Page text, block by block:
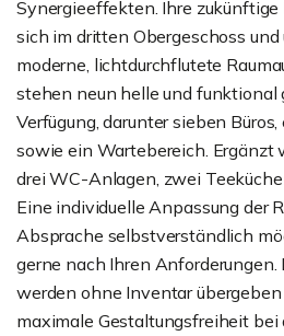
Synergieeffekten. Ihre
sich im dritten Obergeschoss und
moderne, lichtdurchflutete
stehen neun helle und funktional
Verfügung, darunter sieben
sowie ein Wartebereich. Ergänzt
drei WC-Anlagen, zwei
Eine individuelle Anpassung der
Absprache selbstverständlich
gerne nach Ihren
werden ohne Inventar
maximale Gestaltungsfreiheit bei